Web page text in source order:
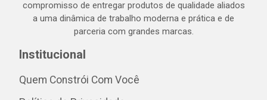
compromisso de entregar produtos de qualidade aliados
a uma dinâmica de trabalho moderna e prática e de
parceria com grandes marcas.
Institucional
Quem Constrói Com Você